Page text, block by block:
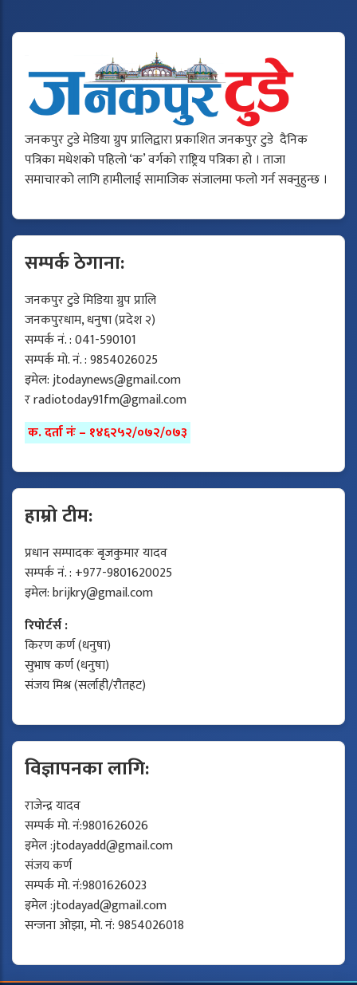
जनकपुर टुडे मेडिया ग्रुप प्रालिद्वारा प्रकाशित जनकपुर टुडे दैनिक
पत्रिका मधेशको पहिलो ‘क’ वर्गको राष्ट्रिय पत्रिका हो । ताजा
समाचारको लागि हामीलाई सामाजिक संजालमा फलो गर्न सक्नुहुन्छ ।
सम्पर्क ठेगाना:
जनकपुर टुडे मिडिया ग्रुप प्रालि
जनकपुरधाम, धनुषा (प्रदेश २)
सम्पर्क नं. : 041-590101
सम्पर्क मो. नं. : 9854026025
इमेल:jtodaynews@gmail.com
रradiotoday91fm@gmail.com
क. दर्ता नंः – १४६२५२/०७२/०७३
हाम्रो टीम:
प्रधान सम्पादकः बृजकुमार यादव
सम्पर्क नं. : +977-9801620025
इमेल:brijkry@gmail.com
रिपोर्टर्स :
किरण कर्ण (धनुषा)
सुभाष कर्ण (धनुषा)
संजय मिश्र (सर्लाही/रौतहट)
विज्ञापनका लागि:
राजेन्द्र यादव
सम्पर्क मो. नं:9801626026
इमेल :jtodayadd@gmail.com
संजय कर्ण
सम्पर्क मो. नं:9801626023
इमेल :jtodayad@gmail.com
सन्जना ओझा, मो. नं: 9854026018